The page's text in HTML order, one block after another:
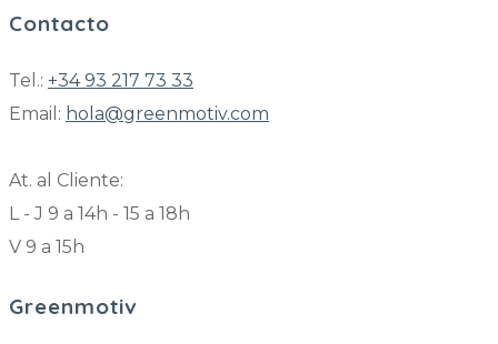
Contacto
Tel.: +34 93 217 73 33
Email: hola@greenmotiv.com
At. al Cliente:
L - J 9 a 14h - 15 a 18h
V 9 a 15h
Greenmotiv